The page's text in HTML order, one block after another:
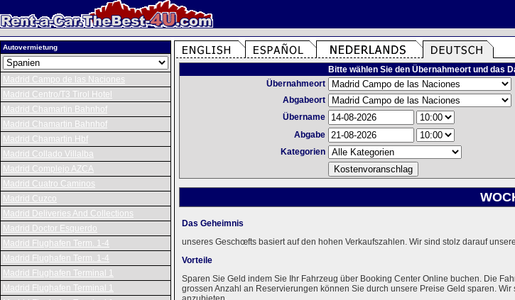
Autovermietung
Madrid Campo de las Naciones
Madrid Centro/T3 Tirol Hotel
Madrid Chamartin Bahnhof
Madrid Chamartin Bahnhof
Madrid Chamartin Hbf
Madrid Collado Villalba
Madrid Complejo AZCA
Madrid Cuatro Caminos
Madrid Cuzco
Madrid Deliveries And Collections
Madrid Doctor Esquerdo
Madrid Flughafen Term. 1-4
Madrid Flughafen Term. 1-4
Madrid Flughafen Terminal 1
Madrid Flughafen Terminal 1
Bitte wählen Sie den Übernahmeort und das
Übernahmeort
Abgabeort
Übername
Abgabe
Kategorien
Das Geheimnis
unseres Geschœfts basiert auf den hohen Verkaufszahlen. Wir sind stolz darauf
Vorteile
Sparen Sie Geld indem Sie Ihr Fahrzeug über Booking Center Online buchen. Die
grossen Anzahl an Reservierungen können Sie durch unsere Preise Geld sparen.